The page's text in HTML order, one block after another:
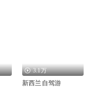
3.1万
新西兰自驾游